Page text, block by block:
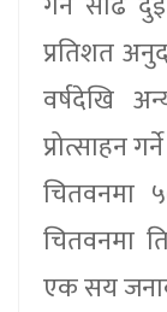
प्रतिशत
वर्षदेखि
प्रोत्साहन
चितवनमा
चितवनमा
एक सय